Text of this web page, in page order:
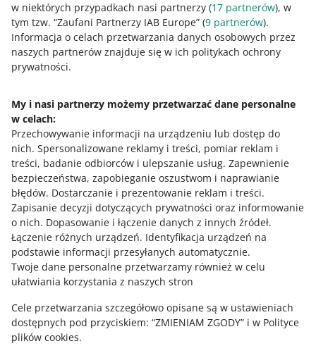
w niektórych przypadkach nasi partnerzy (17 partnerów), w
tym tzw. “Zaufani Partnerzy IAB Europe” (9 partnerów).
Informacja o celach przetwarzania danych osobowych przez
naszych partnerów znajduje się w ich politykach ochrony
prywatności.
My i nasi partnerzy możemy przetwarzać dane personalne
w celach:
Przechowywanie informacji na urządzeniu lub dostęp do
nich. Spersonalizowane reklamy i treści, pomiar reklam i
treści, badanie odbiorców i ulepszanie usług. Zapewnienie
bezpieczeństwa, zapobieganie oszustwom i naprawianie
błędów. Dostarczanie i prezentowanie reklam i treści.
Zapisanie decyzji dotyczących prywatności oraz informowanie
o nich. Dopasowanie i łączenie danych z innych źródeł.
Łączenie różnych urządzeń. Identyfikacja urządzeń na
podstawie informacji przesyłanych automatycznie.
Twoje dane personalne przetwarzamy również w celu
ułatwiania korzystania z naszych stron
Cele przetwarzania szczegółowo opisane są w ustawieniach
dostępnych pod przyciskiem: “ZMIENIAM ZGODY” i w Polityce
plików cookies.
Będziemy na bieżąco i z odpowiednim wyprzedzeniem
dodawać informacje o kolejnych zmianach w prawie,
które mogą Cię dotyczyć. Dzięki temu zyskasz czas, aby
spokojnie się do nich przygotować.
Ochrona marek
W tej części znajdziesz te same informacje, co w
zakładceOchrona Marek.
Potrzebujesz pomocy?
SKONTAKTUJ SIĘ Z NAMI